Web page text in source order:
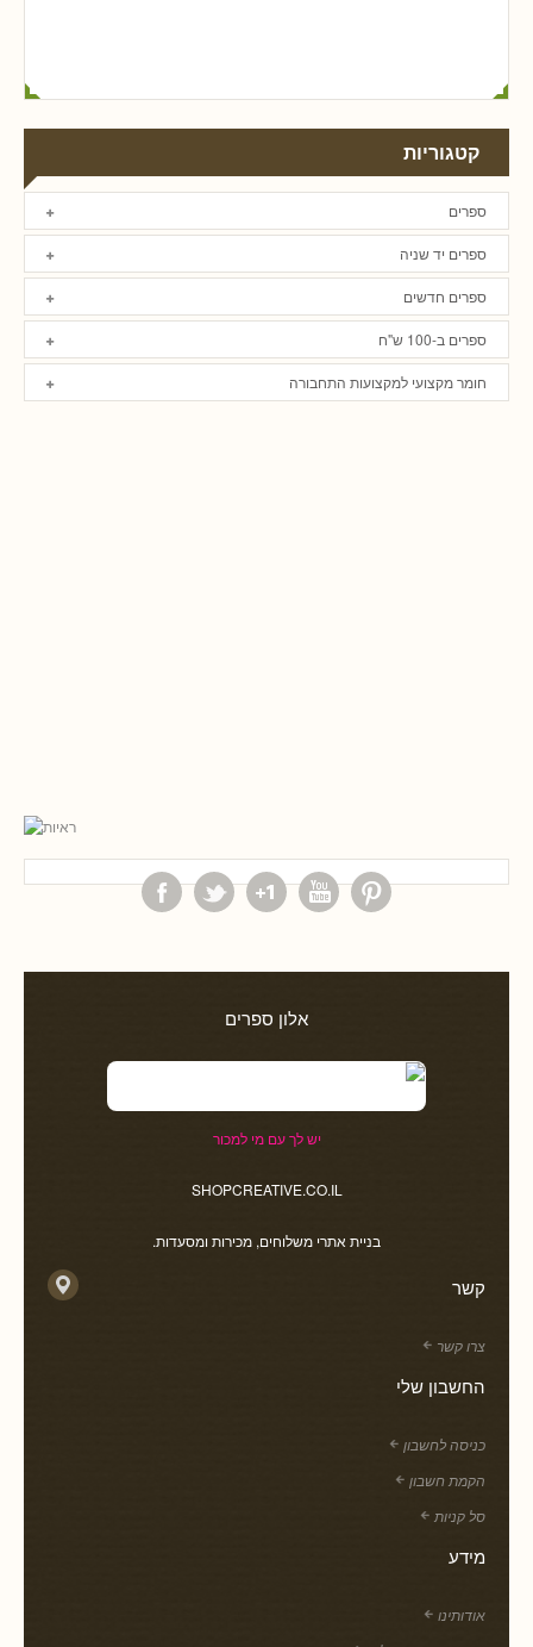
קטגוריות
ספרים
ספרים יד שניה
ספרים חדשים
ספרים ב-100 ש"ח
חומר מקצועי למקצועות התחבורה
אלון ספרים
יש לך עם מי למכור
SHOPCREATIVE.CO.IL
בניית אתרי משלוחים, מכירות ומסעדות.
קשר
צרו קשר
החשבון שלי
כניסה לחשבון
הקמת חשבון
סל קניות
מידע
אודותינו